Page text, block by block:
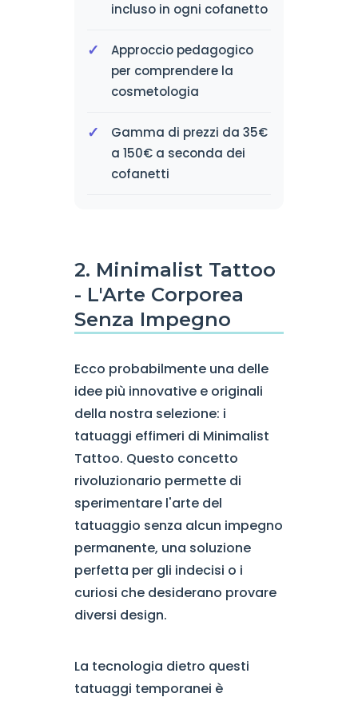
incluso in ogni cofanetto
Approccio pedagogico
per comprendere la
cosmetologia
Gamma di prezzi da 35€
a 150€ a seconda dei
cofanetti
2. Minimalist Tattoo
- L'Arte Corporea
Senza Impegno
Ecco probabilmente una delle
idee più innovative e originali
della nostra selezione: i
tatuaggi effimeri di Minimalist
Tattoo. Questo concetto
rivoluzionario permette di
sperimentare l'arte del
tatuaggio senza alcun impegno
permanente, una soluzione
perfetta per gli indecisi o i
curiosi che desiderano provare
diversi design.
La tecnologia dietro questi
tatuaggi temporanei è